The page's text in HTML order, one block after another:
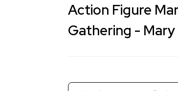
Action Figure
Gathering -